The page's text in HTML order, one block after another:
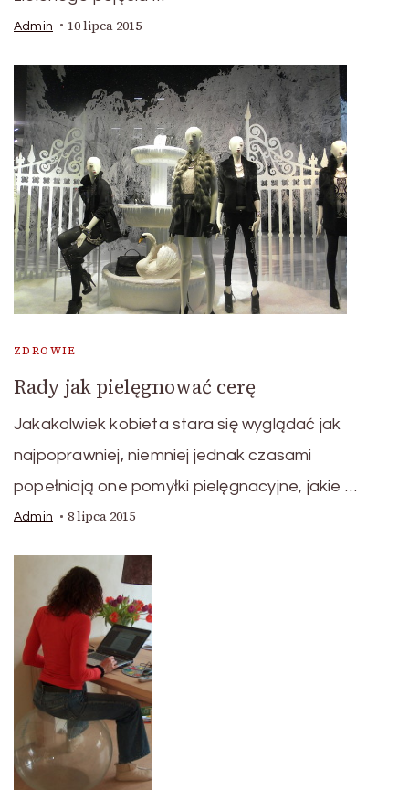
Admin 10 lipca 2015
ZDROWIE
Rady jak pielęgnować cerę
Jakakolwiek kobieta stara się wyglądać jak
najpoprawniej, niemniej jednak czasami
popełniają one pomyłki pielęgnacyjne, jakie …
Admin 8 lipca 2015